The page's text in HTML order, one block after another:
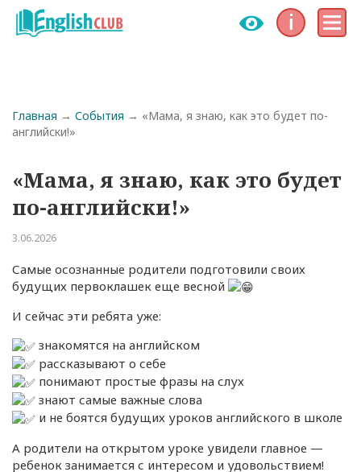
Инфо Меню
Строка навигации
Главная События
«Мама, я знаю, как это будет по-
английски!»
«Мама, я знаю, как это будет
по-английски!»
3.06.2026
Самые осознанные родители подготовили своих
будущих первоклашек еще весной
И сейчас эти ребята уже:
знакомятся на английском
рассказывают о себе
понимают простые фразы на слух
знают самые важные слова
и не боятся будущих уроков английского в школе
А родители на открытом уроке увидели главное —
ребенок занимается с интересом и удовольствием!